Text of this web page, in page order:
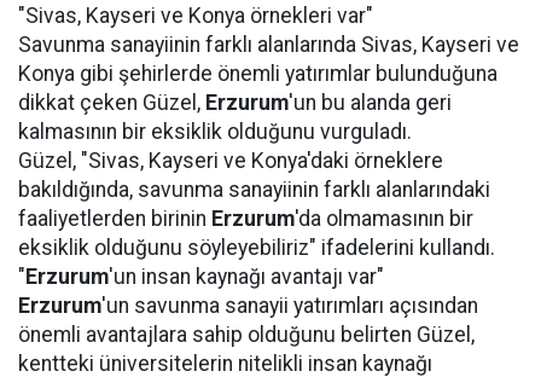
"Sivas, Kayseri ve Konya örnekleri var"
Savunma sanayiinin farklı alanlarında Sivas, Kayseri ve
Konya gibi şehirlerde önemli yatırımlar bulunduğuna
dikkat çeken Güzel, Erzurum'un bu alanda geri
kalmasının bir eksiklik olduğunu vurguladı.
Güzel, "Sivas, Kayseri ve Konya'daki örneklere
bakıldığında, savunma sanayiinin farklı alanlarındaki
faaliyetlerden birinin Erzurum'da olmamasının bir
eksiklik olduğunu söyleyebiliriz" ifadelerini kullandı.
" Erzurum'un insan kaynağı avantajı var"
Erzurum'un savunma sanayii yatırımları açısından
önemli avantajlara sahip olduğunu belirten Güzel,
kentteki üniversitelerin nitelikli insan kaynağı